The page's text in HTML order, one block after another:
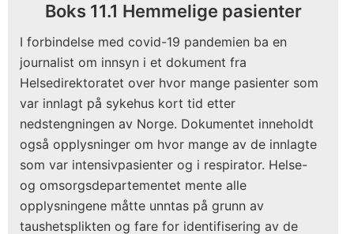
Boks 11.1 Hemmelige pasienter
I forbindelse med covid-19 pandemien ba en
journalist om innsyn i et dokument fra
Helsedirektoratet over hvor mange pasienter som
var innlagt på sykehus kort tid etter
nedstengningen av Norge. Dokumentet inneholdt
også opplysninger om hvor mange av de innlagte
som var intensivpasienter og i respirator. Helse-
og omsorgsdepartementet mente alle
opplysningene måtte unntas på grunn av
taushetsplikten og fare for identifisering av de